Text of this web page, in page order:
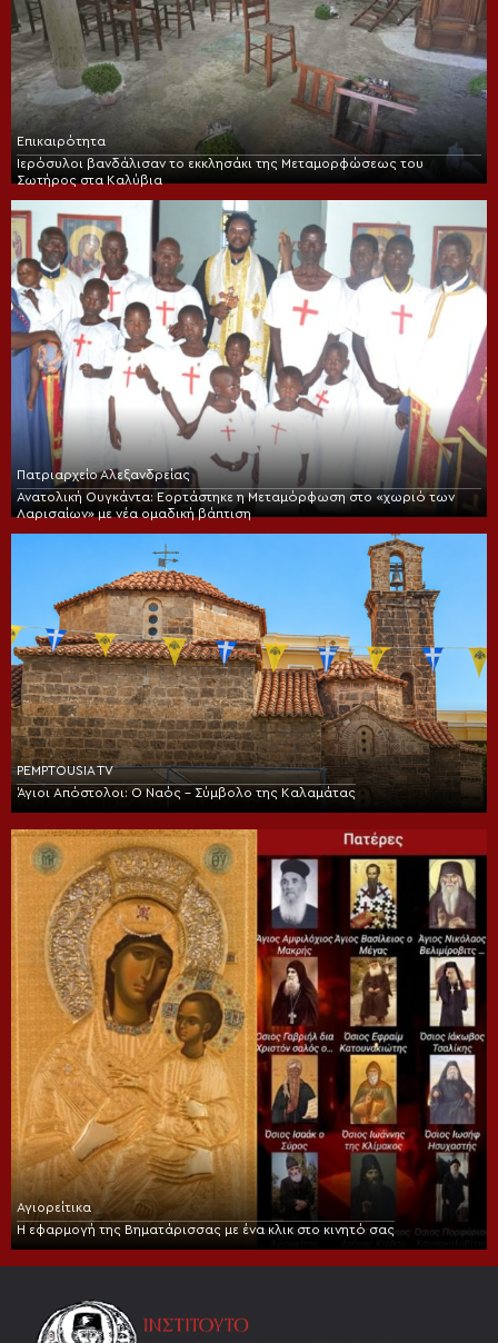
Επικαιρότητα
Ιερόσυλοι βανδάλισαν το εκκλησάκι της Μεταμορφώσεως του
Σωτήρος στα Καλύβια
Πατριαρχείο Αλεξανδρείας
Ανατολική Ουγκάντα: Εορτάστηκε η Μεταμόρφωση στο «χωριό των
Λαρισαίων» με νέα ομαδική βάπτιση
PEMPTOUSIA TV
Άγιοι Απόστολοι: Ο Ναός – Σύμβολο της Καλαμάτας
Αγιορείτικα
Η εφαρμογή της Βηματάρισσας με ένα κλικ στο κινητό σας